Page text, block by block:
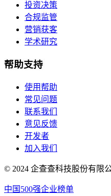
投资决策
合规监管
营销获客
学术研究
帮助支持
使用帮助
常见问题
联系我们
意见反馈
开发者
加入我们
© 2024 企查查科技股份有限
中国500强企业榜单